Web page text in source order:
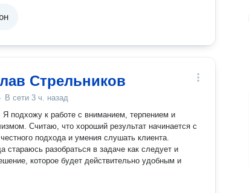
Стрельников
· В сети 3 ч. назад
Я подхожу к работе с вниманием, терпением и
Считаю, что хороший результат начинается с
честного подхода и умения слушать клиента.
стараюсь разобраться в задаче как следует и
которое будет действительно удобным и